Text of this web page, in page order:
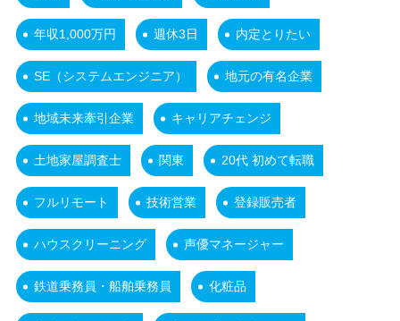
年収1,000万円 週休3日 内定とりたい
SE（システムエンジニア） 地元の有名企業
地域未来牽引企業 キャリアチェンジ
土地家屋調査士 関東 20代 初めて転職
フルリモート 技術営業 登録販売者
ハウスクリーニング 声優マネージャー
鉄道乗務員・船舶乗務員 化粧品